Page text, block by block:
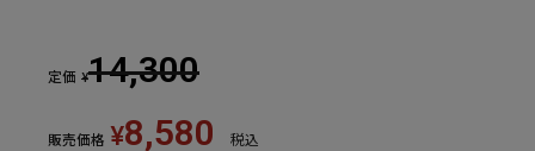
定価 ¥14,300
販売価格 ¥8,580 税込